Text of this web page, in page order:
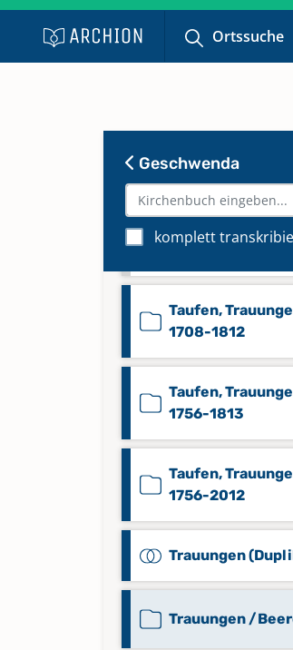
Ortssuche
Geschwenda
komplett
2000
Keine
Taufen 1889-1925
Taufen 1925-2016
Keine
Taufen,
1708-1812
Taufen,
1756-1813
Taufen,
1756-2012
Trauungen
Trauungen /